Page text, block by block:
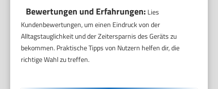
Bewertungen und Erfahrungen: Lies
Kundenbewertungen, um einen Eindruck von der
Alltagstauglichkeit und der Zeitersparnis des Geräts zu
bekommen. Praktische Tipps von Nutzern helfen dir, die
richtige Wahl zu treffen.